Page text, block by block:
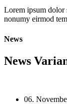
Lorem ipsum dolor
nonumy eirmod
News
News
06.